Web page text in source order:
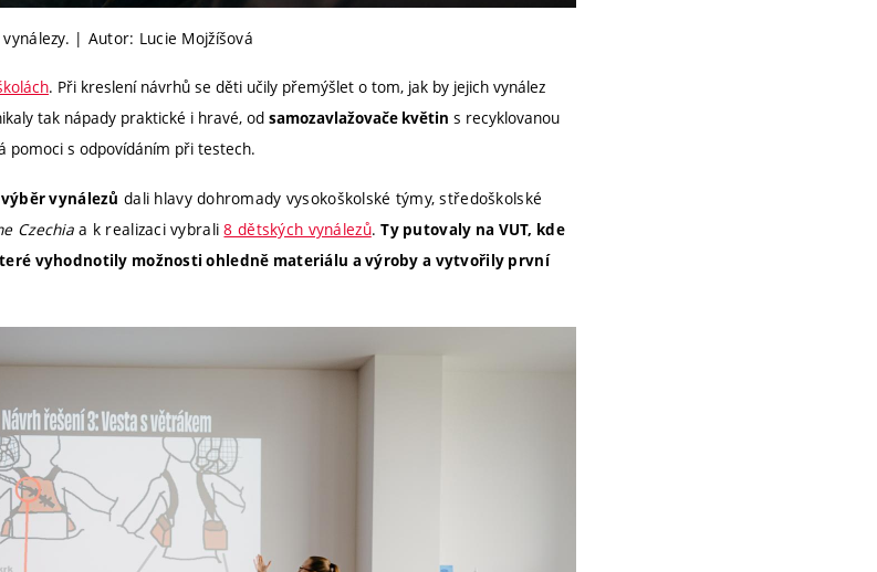
| Autor: Lucie Mojžíšová
. Při kreslení návrhů se děti učily přemýšlet o tom, jak by jejich vynález
tak nápady praktické i hravé, od samozavlažovače květin s recyklovanou
pomoci s odpovídáním při testech.
vynálezů dali hlavy dohromady vysokoškolské týmy, středoškolské
Czechia a k realizaci vybrali8 dětských vynálezů.Ty putovaly na VUT, kde
vyhodnotily možnosti ohledně materiálu a výroby a vytvořily první